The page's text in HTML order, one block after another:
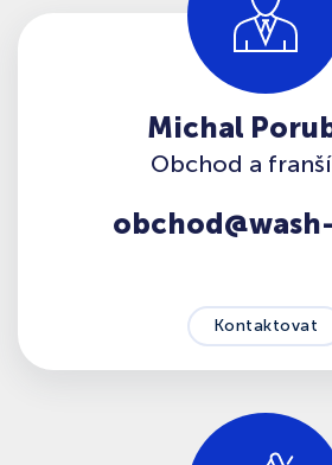
Michal
Obchod a
Kontaktovat